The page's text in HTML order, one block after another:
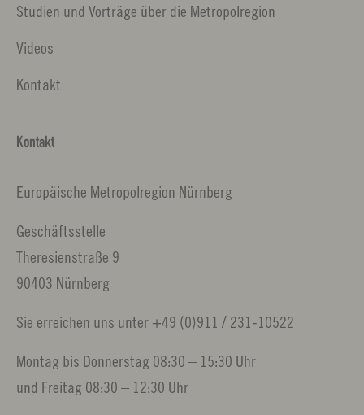
Studien und Vorträge über die Metropolregion
Videos
Kontakt
Kontakt
Europäische Metropolregion Nürnberg
Geschäftsstelle
Theresienstraße 9
90403 Nürnberg
Sie erreichen uns unter +49 (0)911 / 231-10522
Montag bis Donnerstag 08:30 – 15:30 Uhr
und Freitag 08:30 – 12:30 Uhr